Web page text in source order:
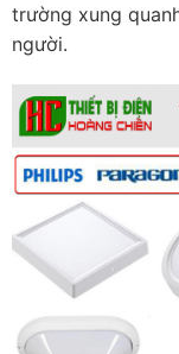
trường xung
người.